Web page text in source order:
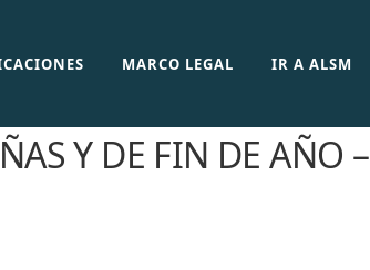
MARCO LEGAL IR A ALSM
Y DE FIN DE AÑO –